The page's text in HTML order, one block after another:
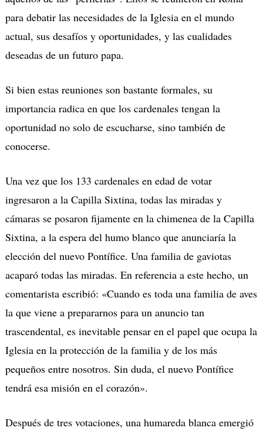
para debatir las necesidades de la Iglesia en el mundo
actual, sus desafíos y oportunidades, y las cualidades
deseadas de un futuro papa.
Si bien estas reuniones son bastante formales, su
importancia radica en que los cardenales tengan la
oportunidad no solo de escucharse, sino también de
conocerse.
Una vez que los 133 cardenales en edad de votar
ingresaron a la Capilla Sixtina, todas las miradas y
cámaras se posaron fijamente en la chimenea de la Capilla
Sixtina, a la espera del humo blanco que anunciaría la
elección del nuevo Pontífice. Una familia de gaviotas
acaparó todas las miradas. En referencia a este hecho, un
comentarista escribió: «Cuando es toda una familia de aves
la que viene a prepararnos para un anuncio tan
trascendental, es inevitable pensar en el papel que ocupa la
Iglesia en la protección de la familia y de los más
pequeños entre nosotros. Sin duda, el nuevo Pontífice
tendrá esa misión en el corazón».
Después de tres votaciones, una humareda blanca emergió